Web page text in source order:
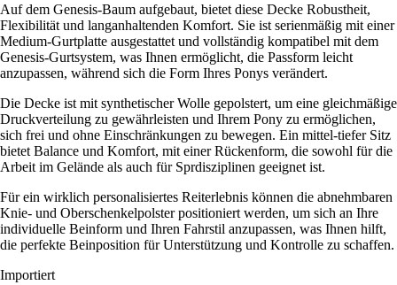
Auf dem Genesis-Baum aufgebaut, bietet diese Decke Robustheit,
Flexibilität und langanhaltenden Komfort. Sie ist serienmäßig mit einer
Medium-Gurtplatte ausgestattet und vollständig kompatibel mit dem
Genesis-Gurtsystem, was Ihnen ermöglicht, die Passform leicht
anzupassen, während sich die Form Ihres Ponys verändert.
Die Decke ist mit synthetischer Wolle gepolstert, um eine gleichmäßige
Druckverteilung zu gewährleisten und Ihrem Pony zu ermöglichen,
sich frei und ohne Einschränkungen zu bewegen. Ein mittel-tiefer Sitz
bietet Balance und Komfort, mit einer Rückenform, die sowohl für die
Arbeit im Gelände als auch für Sprdisziplinen geeignet ist.
Für ein wirklich personalisiertes Reiterlebnis können die abnehmbaren
Knie- und Oberschenkelpolster positioniert werden, um sich an Ihre
individuelle Beinform und Ihren Fahrstil anzupassen, was Ihnen hilft,
die perfekte Beinposition für Unterstützung und Kontrolle zu schaffen.
Importiert